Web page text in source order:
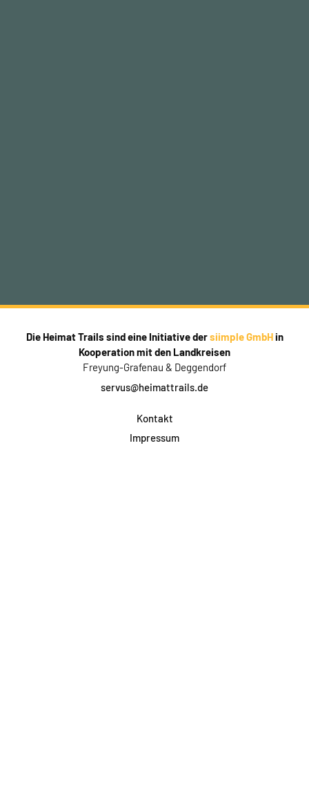
Die Heimat Trails sind eine Initiative dersiimple GmbHin
Kooperation mit den Landkreisen
Freyung-Grafenau & Deggendorf
servus@heimattrails.de
Kontakt
Impressum